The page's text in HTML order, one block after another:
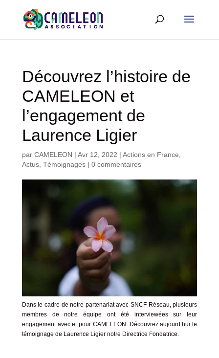
Découvrez l’histoire de
CAMELEON et
l’engagement de
Laurence Ligier
par CAMELEON | Avr 12, 2022 | Actions en France
Actus, Témoignages| 0 commentaires
Dans le cadre de notre partenariat avec SNCF Réseau, plusieurs
membres de notre équipe ont été interviewées sur leur
engagement avec et pour CAMELEON. Découvrez aujourd’hui le
témoignage de Laurence Ligier notre Directrice Fondatrice.